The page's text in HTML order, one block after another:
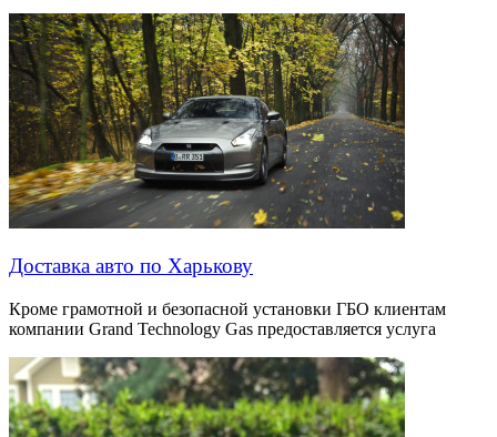
Доставка авто по Харькову
Кроме грамотной и безопасной установки ГБО клиентам
компании Grand Technology Gas предоставляется услуга